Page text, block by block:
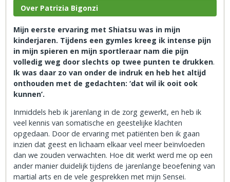
Over Patrizia Bigonzi
Mijn eerste ervaring met Shiatsu was in mijn
kinderjaren. Tijdens een gymles kreeg ik intense pijn
in mijn spieren en mijn sportleraar nam die pijn
volledig weg door slechts op twee punten te drukken.
Ik was daar zo van onder de indruk en heb het altijd
onthouden met de gedachten: ‘dat wil ik ooit ook
kunnen’.
Inmiddels heb ik jarenlang in de zorg gewerkt, en heb ik
veel kennis van somatische en geestelijke klachten
opgedaan. Door de ervaring met patiënten ben ik gaan
inzien dat geest en lichaam elkaar veel meer beïnvloeden
dan we zouden verwachten. Hoe dit werkt werd me op een
ander manier duidelijk tijdens de jarenlange beoefening van
martial arts en de vele gesprekken met mijn Sensei.